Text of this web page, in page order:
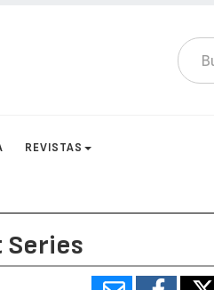
REVISTAS
Series